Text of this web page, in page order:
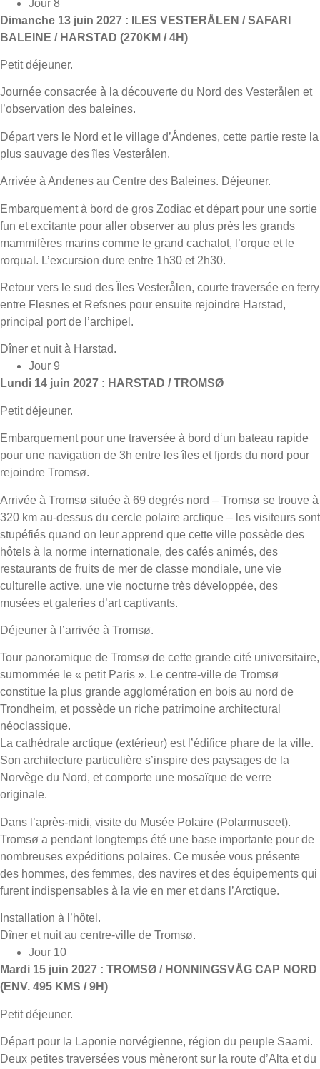
Jour 8
Dimanche 13 juin 2027 : ILES VESTERÅLEN / SAFARI
BALEINE / HARSTAD (270KM / 4H)
Petit déjeuner.
Journée consacrée à la découverte du Nord des Vesterålen et
l’observation des baleines.
Départ vers le Nord et le village d’Åndenes, cette partie reste la
plus sauvage des îles Vesterålen.
Arrivée à Andenes au Centre des Baleines. Déjeuner.
Embarquement à bord de gros Zodiac et départ pour une sortie
fun et excitante pour aller observer au plus près les grands
mammifères marins comme le grand cachalot, l’orque et le
rorqual. L’excursion dure entre 1h30 et 2h30.
Retour vers le sud des Îles Vesterålen, courte traversée en ferry
entre Flesnes et Refsnes pour ensuite rejoindre Harstad,
principal port de l’archipel.
Dîner et nuit à Harstad.
Jour 9
Lundi 14 juin 2027 : HARSTAD / TROMSØ
Petit déjeuner.
Embarquement pour une traversée à bord d‘un bateau rapide
pour une navigation de 3h entre les îles et fjords du nord pour
rejoindre Tromsø.
Arrivée à Tromsø située à 69 degrés nord – Tromsø se trouve à
320 km au-dessus du cercle polaire arctique – les visiteurs sont
stupéfiés quand on leur apprend que cette ville possède des
hôtels à la norme internationale, des cafés animés, des
restaurants de fruits de mer de classe mondiale, une vie
culturelle active, une vie nocturne très développée, des
musées et galeries d’art captivants.
Déjeuner à l’arrivée à Tromsø.
Tour panoramique de Tromsø de cette grande cité universitaire,
surnommée le « petit Paris ». Le centre-ville de Tromsø
constitue la plus grande agglomération en bois au nord de
Trondheim, et possède un riche patrimoine architectural
néoclassique.
La cathédrale arctique (extérieur) est l’édifice phare de la ville.
Son architecture particulière s’inspire des paysages de la
Norvège du Nord, et comporte une mosaïque de verre
originale.
Dans l’après-midi, visite du Musée Polaire (Polarmuseet).
Tromsø a pendant longtemps été une base importante pour de
nombreuses expéditions polaires. Ce musée vous présente
des hommes, des femmes, des navires et des équipements qui
furent indispensables à la vie en mer et dans l’Arctique.
Installation à l’hôtel.
Dîner et nuit au centre-ville de Tromsø.
Jour 10
Mardi 15 juin 2027 : TROMSØ / HONNINGSVÅG CAP NORD
(ENV. 495 KMS / 9H)
Petit déjeuner.
Départ pour la Laponie norvégienne, région du peuple Saami.
Deux petites traversées vous mèneront sur la route d’Alta et du